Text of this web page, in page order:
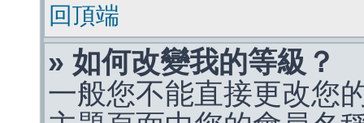
回頂端
» 如何改變我的等級？
一般您不能直接更改您